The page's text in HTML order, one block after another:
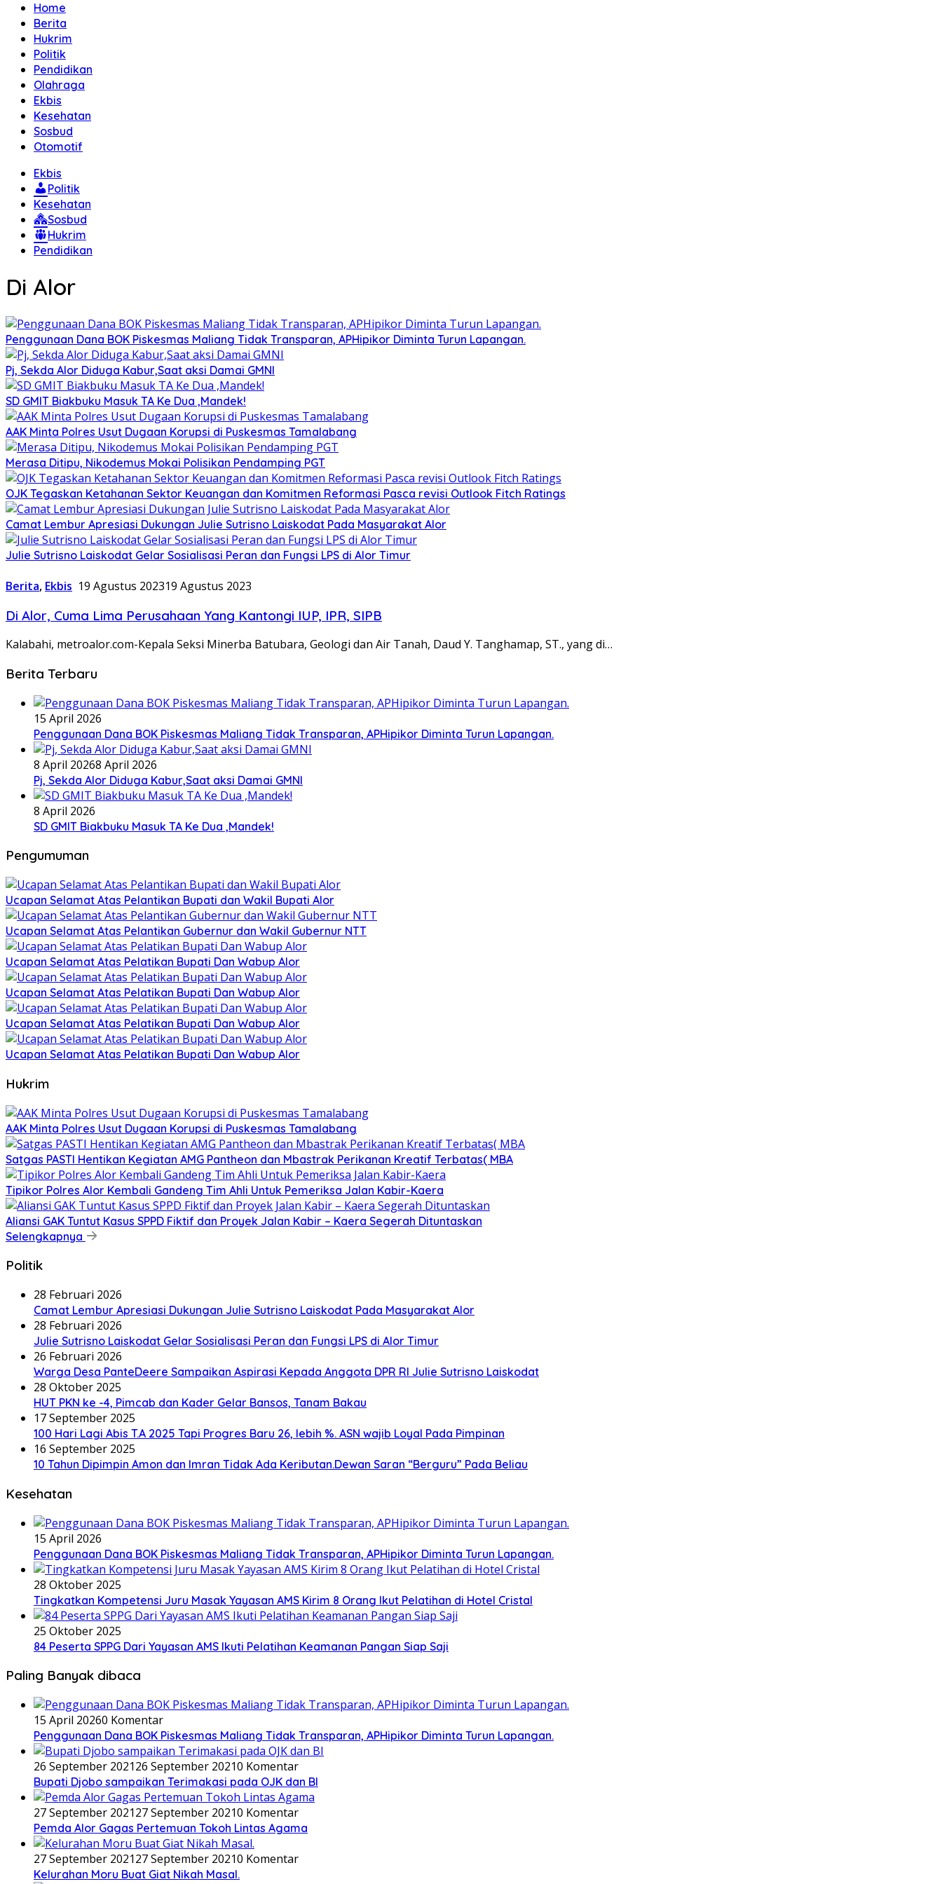
Home
Berita
Hukrim
Politik
Pendidikan
Olahraga
Ekbis
Kesehatan
Sosbud
Otomotif
Ekbis
Politik
Kesehatan
Sosbud
Hukrim
Pendidikan
Di Alor
Penggunaan Dana BOK Piskesmas Maliang Tidak Transparan, APHipikor Diminta Turun Lapangan.
Pj, Sekda Alor Diduga Kabur,Saat aksi Damai GMNI
SD GMIT Biakbuku Masuk TA Ke Dua ,Mandek!
AAK Minta Polres Usut Dugaan Korupsi di Puskesmas Tamalabang
Merasa Ditipu, Nikodemus Mokai Polisikan Pendamping PGT
OJK Tegaskan Ketahanan Sektor Keuangan dan Komitmen Reformasi Pasca revisi Outlook Fitch Ratings
Camat Lembur Apresiasi Dukungan Julie Sutrisno Laiskodat Pada Masyarakat Alor
Julie Sutrisno Laiskodat Gelar Sosialisasi Peran dan Fungsi LPS di Alor Timur
Berita, Ekbis 19 Agustus 202319 Agustus 2023
Di Alor, Cuma Lima Perusahaan Yang Kantongi IUP, IPR, SIPB
Kalabahi, metroalor.com-Kepala Seksi Minerba Batubara, Geologi dan Air Tanah, Daud Y. Tanghamap, ST., yang di…
Berita Terbaru
15 April 2026
Penggunaan Dana BOK Piskesmas Maliang Tidak Transparan, APHipikor Diminta Turun Lapangan.
8 April 20268 April 2026
Pj, Sekda Alor Diduga Kabur,Saat aksi Damai GMNI
8 April 2026
SD GMIT Biakbuku Masuk TA Ke Dua ,Mandek!
Pengumuman
Ucapan Selamat Atas Pelantikan Bupati dan Wakil Bupati Alor
Ucapan Selamat Atas Pelantikan Gubernur dan Wakil Gubernur NTT
Ucapan Selamat Atas Pelatikan Bupati Dan Wabup Alor
Ucapan Selamat Atas Pelatikan Bupati Dan Wabup Alor
Ucapan Selamat Atas Pelatikan Bupati Dan Wabup Alor
Ucapan Selamat Atas Pelatikan Bupati Dan Wabup Alor
Hukrim
AAK Minta Polres Usut Dugaan Korupsi di Puskesmas Tamalabang
Satgas PASTI Hentikan Kegiatan AMG Pantheon dan Mbastrak Perikanan Kreatif Terbatas( MBA
Tipikor Polres Alor Kembali Gandeng Tim Ahli Untuk Pemeriksa Jalan Kabir-Kaera
Aliansi GAK Tuntut Kasus SPPD Fiktif dan Proyek Jalan Kabir – Kaera Segerah Dituntaskan
Selengkapnya
Politik
28 Februari 2026
Camat Lembur Apresiasi Dukungan Julie Sutrisno Laiskodat Pada Masyarakat Alor
28 Februari 2026
Julie Sutrisno Laiskodat Gelar Sosialisasi Peran dan Fungsi LPS di Alor Timur
26 Februari 2026
Warga Desa PanteDeere Sampaikan Aspirasi Kepada Anggota DPR RI Julie Sutrisno Laiskodat
28 Oktober 2025
HUT PKN ke -4, Pimcab dan Kader Gelar Bansos, Tanam Bakau
17 September 2025
100 Hari Lagi Abis T.A 2025 Tapi Progres Baru 26, lebih %. ASN wajib Loyal Pada Pimpinan
16 September 2025
10 Tahun Dipimpin Amon dan Imran Tidak Ada Keributan.Dewan Saran “Berguru” Pada Beliau
Kesehatan
15 April 2026
Penggunaan Dana BOK Piskesmas Maliang Tidak Transparan, APHipikor Diminta Turun Lapangan.
28 Oktober 2025
Tingkatkan Kompetensi Juru Masak Yayasan AMS Kirim 8 Orang Ikut Pelatihan di Hotel Cristal
25 Oktober 2025
84 Peserta SPPG Dari Yayasan AMS Ikuti Pelatihan Keamanan Pangan Siap Saji
Paling Banyak dibaca
15 April 20260 Komentar
Penggunaan Dana BOK Piskesmas Maliang Tidak Transparan, APHipikor Diminta Turun Lapangan.
26 September 202126 September 20210 Komentar
Bupati Djobo sampaikan Terimakasi pada OJK dan BI
27 September 202127 September 20210 Komentar
Pemda Alor Gagas Pertemuan Tokoh Lintas Agama
27 September 202127 September 20210 Komentar
Kelurahan Moru Buat Giat Nikah Masal.